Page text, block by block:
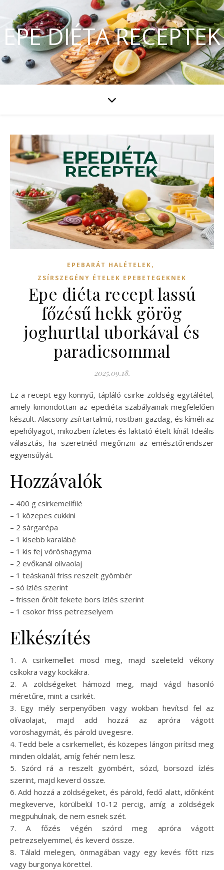
EPE DIÉTA RECEPTEK
EPEBARÁT HALÉTELEK,
ZSÍRSZEGÉNY ÉTELEK EPEBETEGEKNEK
Epe diéta recept lassú
főzésű hekk görög
joghurttal uborkával és
paradicsommal
2025.09.18.
Ez a recept egy könnyű, tápláló csirke-zöldség egytálétel,
amely kimondottan az epediéta szabályainak megfelelően
készült. Alacsony zsírtartalmú, rostban gazdag, és kíméli az
epehólyagot, miközben ízletes és laktató ételt kínál. Ideális
választás, ha szeretnéd megőrizni az emésztőrendszer
egyensúlyát.
Hozzávalók
– 400 g csirkemellfilé
– 1 közepes cukkini
– 2 sárgarépa
– 1 kisebb karalábé
– 1 kis fej vöröshagyma
– 2 evőkanál olívaolaj
– 1 teáskanál friss reszelt gyömbér
– só ízlés szerint
– frissen őrölt fekete bors ízlés szerint
– 1 csokor friss petrezselyem
Elkészítés
1. A csirkemellet mosd meg, majd szeleteld vékony
csíkokra vagy kockákra.
2. A zöldségeket hámozd meg, majd vágd hasonló
méretűre, mint a csirkét.
3. Egy mély serpenyőben vagy wokban hevítsd fel az
olívaolajat, majd add hozzá az apróra vágott
vöröshagymát, és párold üvegesre.
4. Tedd bele a csirkemellet, és közepes lángon pirítsd meg
minden oldalát, amíg fehér nem lesz.
5. Szórd rá a reszelt gyömbért, sózd, borsozd ízlés
szerint, majd keverd össze.
6. Add hozzá a zöldségeket, és párold, fedő alatt, időnként
megkeverve, körülbelül 10-12 percig, amíg a zöldségek
megpuhulnak, de nem esnek szét.
7. A főzés végén szórd meg apróra vágott
petrezselyemmel, és keverd össze.
8. Tálald melegen, önmagában vagy egy kevés főtt rizs
vagy burgonya körettel.